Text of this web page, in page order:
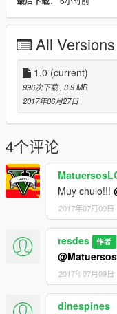
Skin Mossos
1- Instala este mod
https://www.gta5-
mondeo-saloon-els-
2- Usando OpenIV,
esta página en el
GTAV/Mods/update/
s/gta5/vehicles.rpf
| Install |
1- Install this mod
https://www.gta5-
mondeo-saloon-els-
2- Using OpenIV,
this page in the
GTAV/Mods/update/
s/gta5/vehicles.rpf
All Versions
1.0 (current)
996次下载 , 3.9 MB
2017年06月27日
4个评论
Muy chulo!!!
2017年07月09日
resdes 作者
2017年07月09日
dinespines